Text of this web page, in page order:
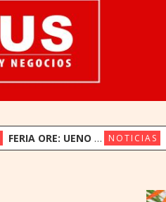
FERIA ORE: UENO BANK APUESTA POR LA CULTURA INDÍGENA Y EL COMERCIO JUSTO NOTICIAS